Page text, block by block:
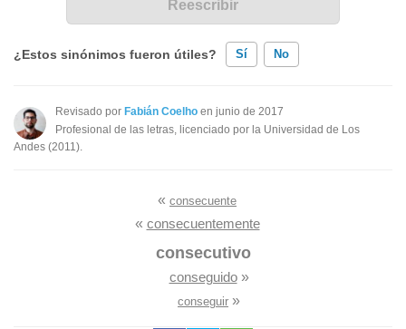
¿Estos sinónimos fueron útiles? Sí No
Existen sinónimos incorrectos
Ninguno de los sinónimos presentados me ayudó
Revisado por Fabián Coelho en junio de 2017
Profesional de las letras, licenciado por la Universidad de Los
Andes (2011).
« consecuente
« consecuentemente
consecutivo
conseguido»
conseguir »